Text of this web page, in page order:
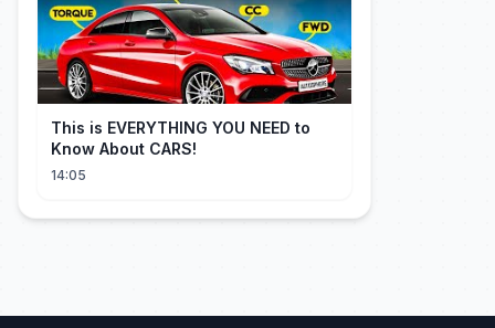
This is EVERYTHING YOU NEED to
Know About CARS!
14:05